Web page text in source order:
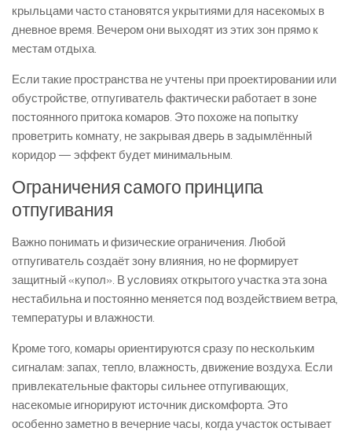
крыльцами часто становятся укрытиями для насекомых в
дневное время. Вечером они выходят из этих зон прямо к
местам отдыха.
Если такие пространства не учтены при проектировании или
обустройстве, отпугиватель фактически работает в зоне
постоянного притока комаров. Это похоже на попытку
проветрить комнату, не закрывая дверь в задымлённый
коридор — эффект будет минимальным.
Ограничения самого принципа
отпугивания
Важно понимать и физические ограничения. Любой
отпугиватель создаёт зону влияния, но не формирует
защитный «купол». В условиях открытого участка эта зона
нестабильна и постоянно меняется под воздействием ветра,
температуры и влажности.
Кроме того, комары ориентируются сразу по нескольким
сигналам: запах, тепло, влажность, движение воздуха. Если
привлекательные факторы сильнее отпугивающих,
насекомые игнорируют источник дискомфорта. Это
особенно заметно в вечерние часы, когда участок остывает